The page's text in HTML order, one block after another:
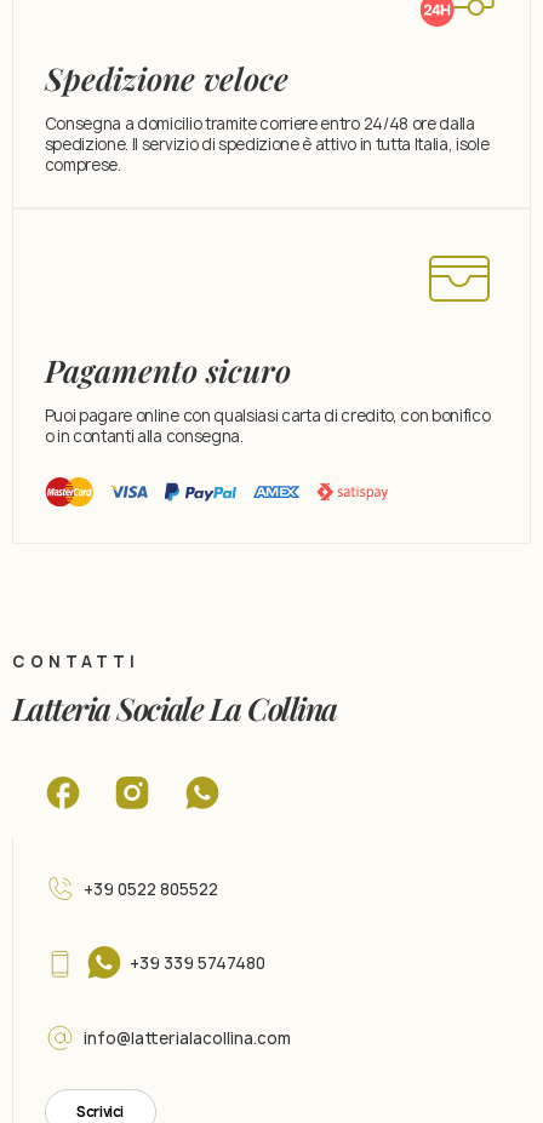
Spedizione veloce
Consegna a domicilio tramite corriere entro 24/48 ore dalla
spedizione. Il servizio di spedizione è attivo in tutta Italia, isole
comprese.
Pagamento sicuro
Puoi pagare online con qualsiasi carta di credito, con bonifico
o in contanti alla consegna.
CONTATTI
Latteria Sociale La Collina
+39 0522 805522
+39 339 5747480
info@latterialacollina.com
Scrivici